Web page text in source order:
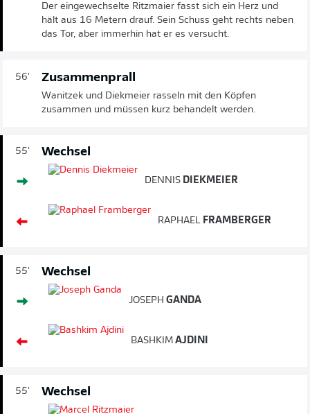
Der eingewechselte Ritzmaier fasst sich ein Herz und
hält aus 16 Metern drauf. Sein Schuss geht rechts neben
das Tor, aber immerhin hat er es versucht.
56' Zusammenprall
Wanitzek und Diekmeier rasseln mit den Köpfen
zusammen und müssen kurz behandelt werden.
55' Wechsel
DENNIS DIEKMEIER
RAPHAEL FRAMBERGER
55' Wechsel
JOSEPH GANDA
BASHKIM AJDINI
55' Wechsel